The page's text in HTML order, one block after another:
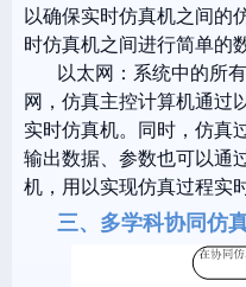
以确保实时仿真机之间的
时仿真机之间进行简单的
以太网：系统中的所
网，仿真主控计算机通过
实时仿真机。同时，仿真
输出数据、参数也可以通
机，用以实现仿真过程实
三、多学科协同仿